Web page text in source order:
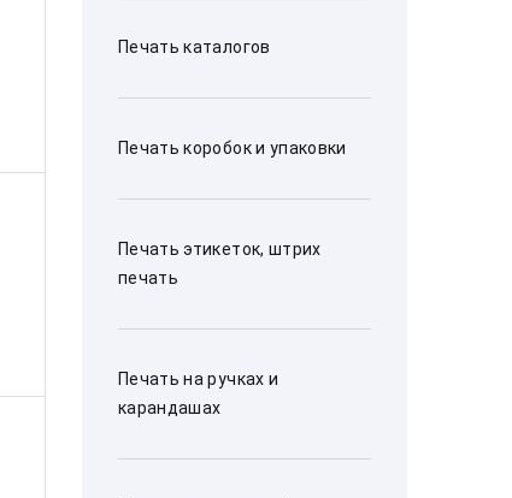
Печать каталогов
Печать коробок и упаковки
Печать этикеток, штрих
печать
Печать на ручках и
карандашах